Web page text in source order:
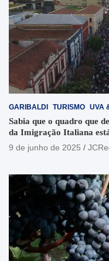
GARIBALDI TURISMO UVA
Sabia que o quadro que
da Imigração Italiana
9 de junho de 2025